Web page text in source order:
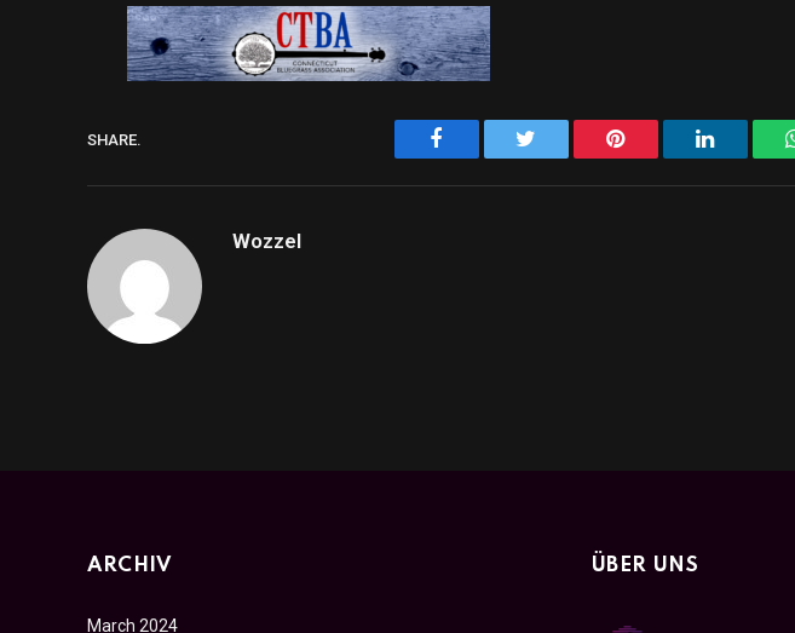
SHARE. Facebook Pinterest LinkedIn
Wozzel
ARCHIV
March 2024
ÜBER UNS